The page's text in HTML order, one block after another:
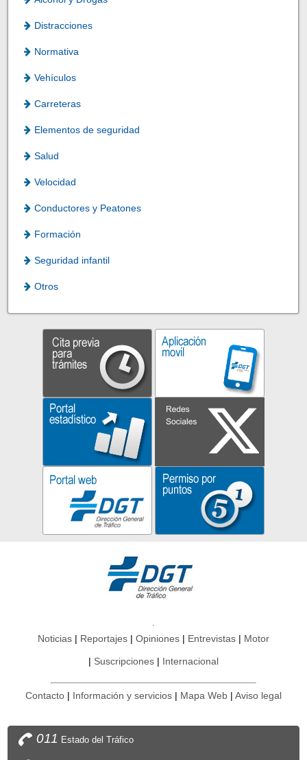
Distracciones
Normativa
Vehículos
Carreteras
Elementos de seguridad
Salud
Velocidad
Conductores y Peatones
Formación
Seguridad infantil
Otros
Noticias Reportajes Opiniones Entrevistas Motor
Suscripciones Internacional
Contacto Información y servicios Mapa Web Aviso legal
011 Estado del Tráfico